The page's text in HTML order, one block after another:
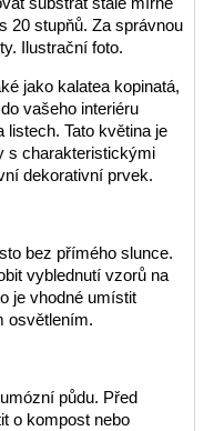
20 stupňů. Za správnou
Ilustrační foto.
jako kalatea kopinatá,
vašeho interiéru
Tato květina je
s charakteristickými
dekorativní prvek.
bez přímého slunce.
vyblednutí vzorů na
je vhodné umístit
osvětlením.
půdu. Před
o kompost nebo